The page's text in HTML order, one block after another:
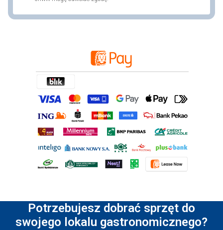
Potrzebujesz dobrać sprzęt do
swojego lokalu gastronomicznego?